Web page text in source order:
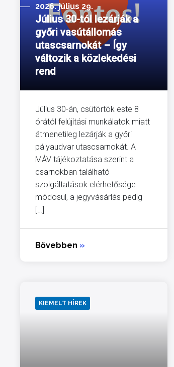
2026. július 29.
Július 30-tól lezárják a
győri vasútállomás
utascsarnokát – Így
változik a közlekedési
rend
Július 30-án, csütörtök este 8
órától felújítási munkálatok miatt
átmenetileg lezárják a győri
pályaudvar utascsarnokát. A
MÁV tájékoztatása szerint a
csarnokban található
szolgáltatások elérhetősége
módosul, a jegyvásárlás pedig
[…]
Bővebben »
KIEMELT HÍREK